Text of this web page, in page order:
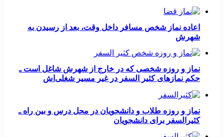
اعاده نماز شخص مسافر داخل وقت، بعد از رسیدن به
شهرش
نماز و روزه شخصی که در خارج از شهرش شاغل است ـ
حکم نمازهای کثیر السفر در غیر مسیر شغلی‌اش
نماز و روزه طلاب و دانشجویان در محل درس و بین راه ـ
کثیرالسفر برای دانشجویان